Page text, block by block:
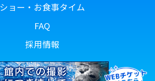
ショー・お食事タイム
FAQ
採用情報